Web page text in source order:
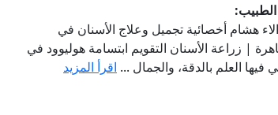
هشام أخصائية تجميل وعلاج الأسنان في
| زراعة الأسنان التقويم ابتسامة هوليوود في
فيها العلم بالدقة، والجمال ... اقرأ المزيد